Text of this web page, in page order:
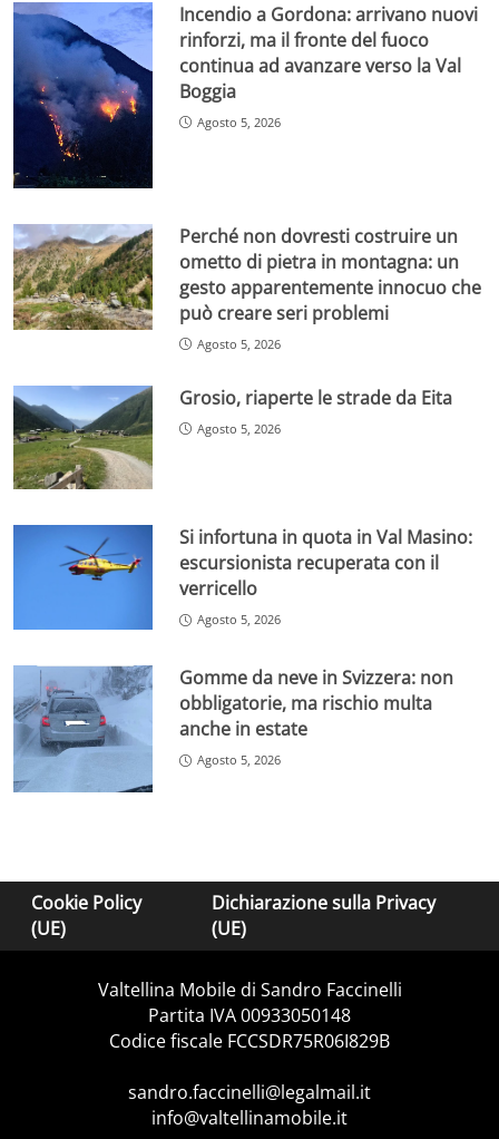
Incendio a Gordona: arrivano nuovi
rinforzi, ma il fronte del fuoco
continua ad avanzare verso la Val
Boggia
Agosto 5, 2026
Perché non dovresti costruire un
ometto di pietra in montagna: un
gesto apparentemente innocuo che
può creare seri problemi
Agosto 5, 2026
Grosio, riaperte le strade da Eita
Agosto 5, 2026
Si infortuna in quota in Val Masino:
escursionista recuperata con il
verricello
Agosto 5, 2026
Gomme da neve in Svizzera: non
obbligatorie, ma rischio multa
anche in estate
Agosto 5, 2026
Cookie Policy
(UE)
Dichiarazione sulla Privacy
(UE)
Valtellina Mobile di Sandro Faccinelli
Partita IVA 00933050148
Codice fiscale FCCSDR75R06I829B
sandro.faccinelli@legalmail.it
info@valtellinamobile.it